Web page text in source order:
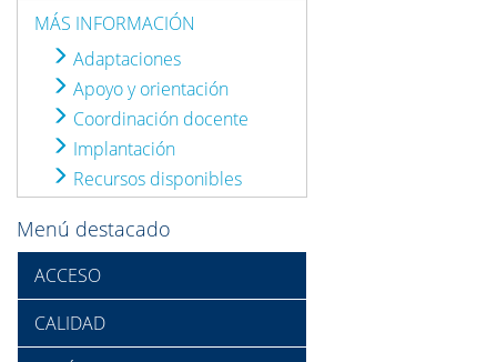
MÁS INFORMACIÓN
Adaptaciones
Apoyo y orientación
Coordinación docente
Implantación
Recursos disponibles
Menú destacado
ACCESO
CALIDAD